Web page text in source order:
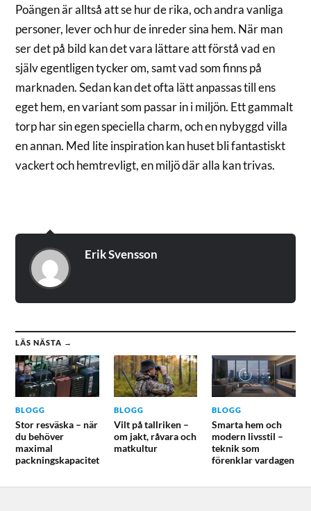
Poängen är alltså att se hur de rika, och andra vanliga
personer, lever och hur de inreder sina hem. När man
ser det på bild kan det vara lättare att förstå vad en
själv egentligen tycker om, samt vad som finns på
marknaden. Sedan kan det ofta lätt anpassas till ens
eget hem, en variant som passar in i miljön. Ett gammalt
torp har sin egen speciella charm, och en nybyggd villa
en annan. Med lite inspiration kan huset bli fantastiskt
vackert och hemtrevligt, en miljö där alla kan trivas.
Erik Svensson
LÄS NÄSTA →
BLOGG
Stor resväska – när
du behöver
maximal
packningskapacitet
BLOGG
Vilt på tallriken –
om jakt, råvara och
matkultur
BLOGG
Smarta hem och
modern livsstil –
teknik som
förenklar vardagen